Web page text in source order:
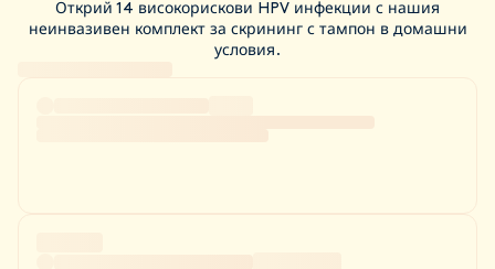
Открий 14 високорискови HPV инфекции с нашия
неинвазивен комплект за скрининг с тампон в домашни
условия.